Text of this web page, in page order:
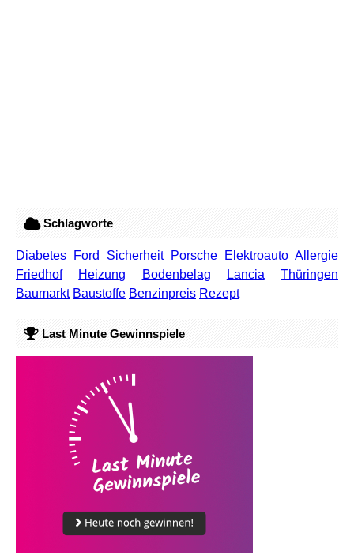
Schlagworte
Diabetes Ford Sicherheit Porsche Elektroauto Allergie
Friedhof
Heizung Bodenbelag Lancia
Thüringen
Baumarkt Baustoffe Benzinpreis Rezept
Last Minute Gewinnspiele